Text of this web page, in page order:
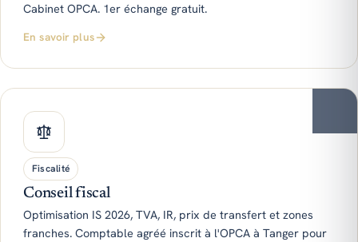
Cabinet OPCA. 1er échange gratuit.
En savoir plus
Fiscalité
Conseil fiscal
Optimisation IS 2026, TVA, IR, prix de transfert et zones
franches. Comptable agréé inscrit à l'OPCA à Tanger pour